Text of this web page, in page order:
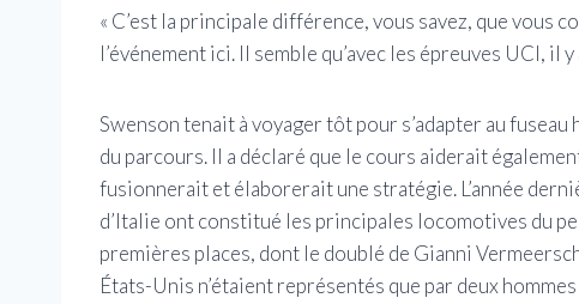
« C’est la principale différence, vous savez, que vous
l’événement ici. Il semble qu’avec les épreuves UCI, il
Swenson tenait à voyager tôt pour s’adapter au
du parcours. Il a déclaré que le cours aiderait
fusionnerait et élaborerait une stratégie. L’année
d’Italie ont constitué les principales locomotives du
premières places, dont le doublé de Gianni
États-Unis n’étaient représentés que par deux